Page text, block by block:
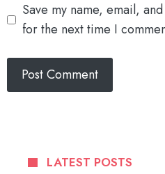
Save my name, email,
for the next time I
LATEST POSTS